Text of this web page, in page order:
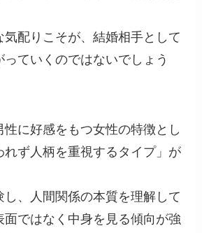
気配りこそが、結婚相手として
ていくのではないでしょう
に好感をもつ女性の特徴とし
れず人柄を重視するタイプ」が
、人間関係の本質を理解して
面ではなく中身を見る傾向が強